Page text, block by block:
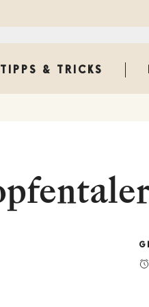
TIPPS & TRICKS